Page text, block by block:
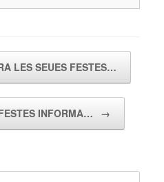
LES SEUES FESTES…
INFORMA… →